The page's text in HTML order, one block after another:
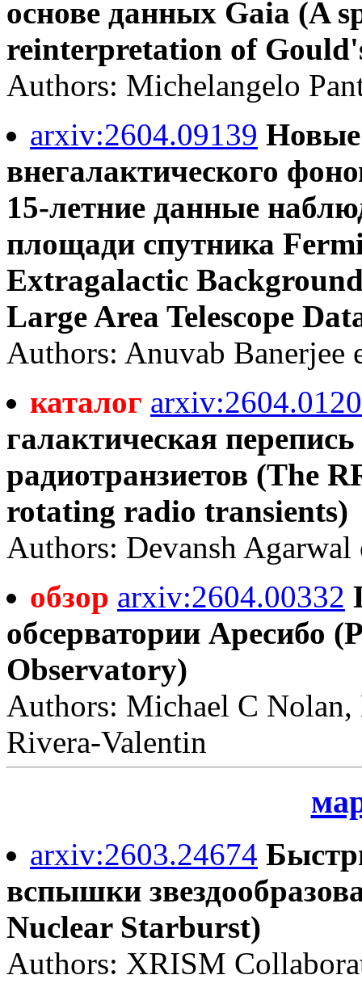
основе данных Gaia (A
reinterpretation of
Authors: Michelangelo
arxiv:2604.09139 Новые
внегалактического
15-летние данные
площади спутника
Extragalactic
Large Area Telescope
Authors: Anuvab Banerjee
каталог
галактическая
радиотранзиетов (The
rotating radio transients)
Authors: Devansh Agarwal
обзор arxiv:2604.00332
обсерватории Аресибо
Observatory)
Authors: Michael C
Rivera-Valentin
arxiv:2603.24674
вспышки
Nuclear Starburst)
Authors: XRISM